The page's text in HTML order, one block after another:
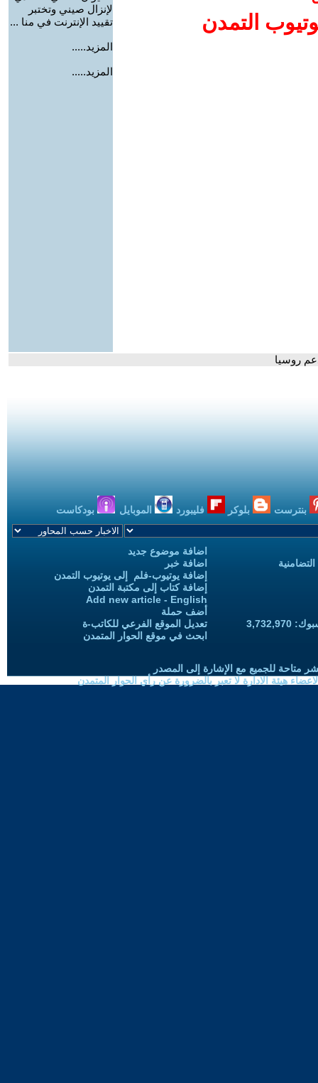
التمدن
لإنزال صيني وتختبر
تقييد الإنترنت في منا ...
المزيد.....
المزيد.....
روسيا
بنترست بلوكر فليبورد الموبايل بودكاست
اضافة موضوع جديد
اضافة خبر
إضافة يوتيوب-فلم إلى يوتيوب التمدن
إضافة كتاب إلى مكتبة التمدن
Add new article - English
أضف حملة
تعديل الموقع الفرعي للكاتب-ة
ابحث في موقع الحوار المتمدن
متاحة للجميع مع الإشارة إلى المصدر
هيئة الادارة لا تعبر بالضرورة عن رأي الحوار المتمدن